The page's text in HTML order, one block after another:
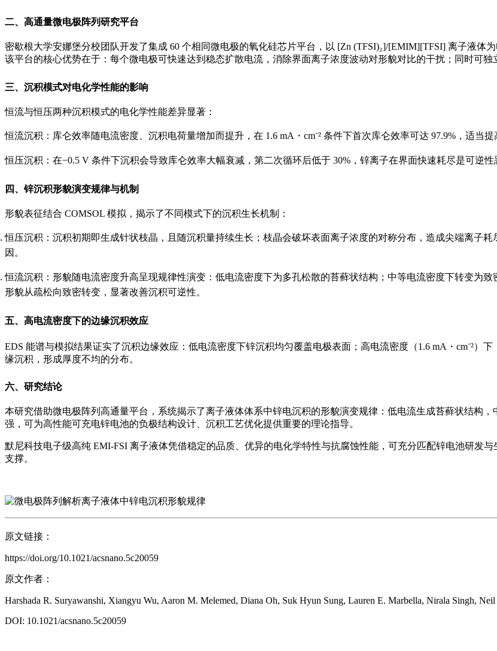
二、高通量微电极阵列研究平台
密歇根大学安娜堡分校团队开发了集成 60 个相同微电极的氧化硅芯片平台，以 [Zn (TFSI)₂]/[EMIM][TFSI] 离子液体
该平台的核心优势在于：每个微电极可快速达到稳态扩散电流，消除界面离子浓度波动对形貌对比的干扰；同时可
三、沉积模式对电化学性能的影响
恒流与恒压两种沉积模式的电化学性能差异显著：
恒流沉积：库仑效率随电流密度、沉积电荷量增加而提升，在 1.6 mA・cm⁻² 条件下首次库仑效率可达 97.9%，适当
恒压沉积：在−0.5 V 条件下沉积会导致库仑效率大幅衰减，第二次循环后低于 30%，锌离子在界面快速耗尽是可逆性
四、锌沉积形貌演变规律与机制
形貌表征结合 COMSOL 模拟，揭示了不同模式下的沉积生长机制：
恒压沉积：沉积初期即生成针状枝晶，且随沉积量持续生长；枝晶会破坏表面离子浓度的对称分布，造成尖端离子
因。
恒流沉积：形貌随电流密度升高呈现规律性演变：低电流密度下为多孔松散的苔藓状结构；中等电流密度下转变为
形貌从疏松向致密转变，显著改善沉积可逆性。
五、高电流密度下的边缘沉积效应
EDS 能谱与模拟结果证实了沉积边缘效应：低电流密度下锌沉积均匀覆盖电极表面；高电流密度（1.6 mA・cm⁻²）
缘沉积，形成厚度不均的分布。
六、研究结论
本研究借助微电极阵列高通量平台，系统揭示了离子液体体系中锌电沉积的形貌演变规律：低电流生成苔藓状结构
强，可为高性能可充电锌电池的负极结构设计、沉积工艺优化提供重要的理论指导。
默尼科技电子级高纯 EMI-FSI 离子液体凭借稳定的品质、优异的电化学特性与抗腐蚀性能，可充分匹配锌电池研发
支撑。
原文链接：
https://doi.org/10.1021/acsnano.5c20059
原文作者：
Harshada R. Suryawanshi, Xiangyu Wu, Aaron M. Melemed, Diana Oh, Suk Hyun Sung, Lauren E. Marbella, Nirala Singh,
DOI: 10.1021/acsnano.5c20059